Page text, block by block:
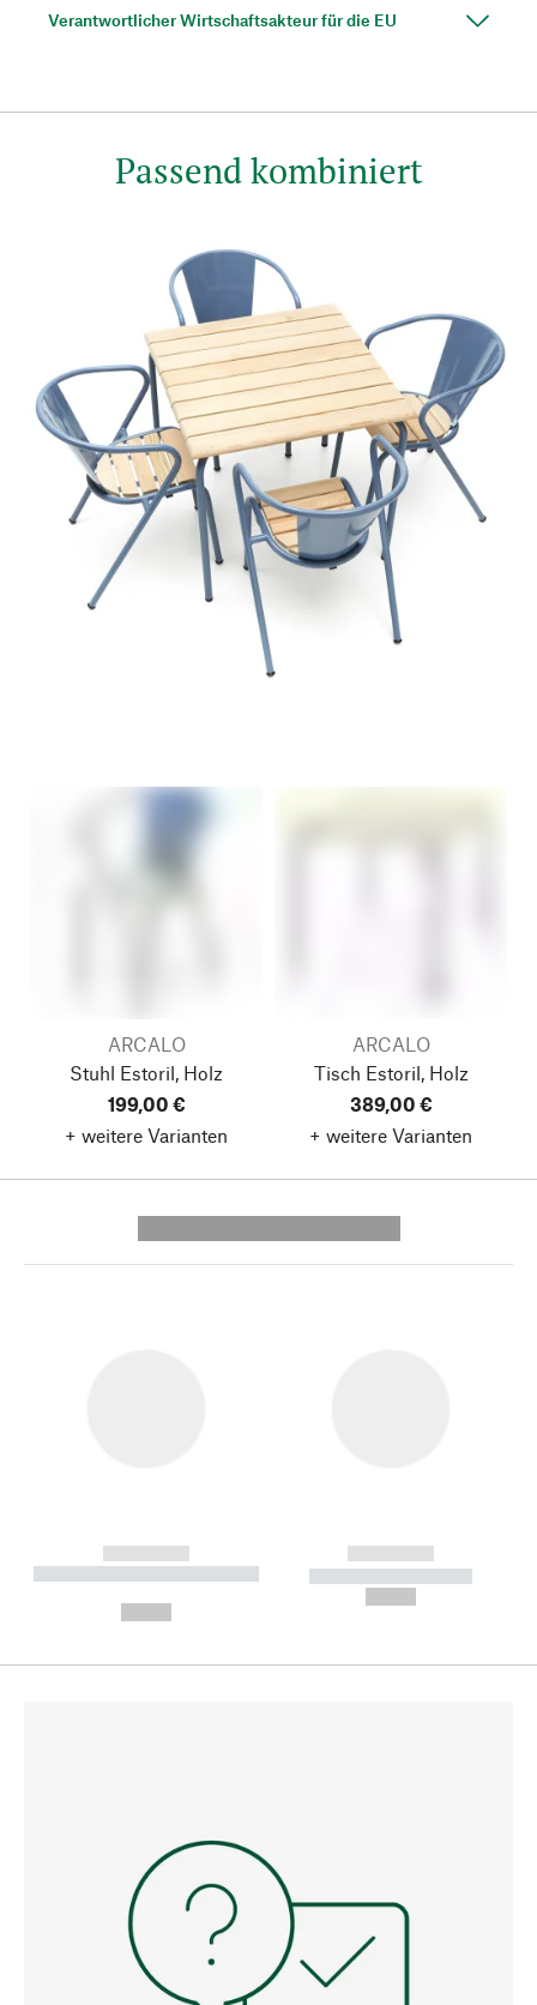
Verantwortlicher Wirtschaftsakteur für die EU
Passend kombiniert
ARCALO
Stuhl Estoril, Holz
199,00 €
+ weitere Varianten
ARCALO
Tisch Estoril, Holz
389,00 €
+ weitere Varianten
------------
----------- ----------- --------
------------
----------- -----------